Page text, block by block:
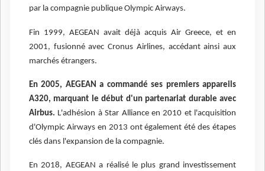
par la compagnie publique Olympic Airways.
Fin 1999, AEGEAN avait déjà acquis Air Greece, et en
2001, fusionné avec Cronus Airlines, accédant ainsi aux
marchés étrangers.
En 2005, AEGEAN a commandé ses premiers appareils
A320, marquant le début d'un partenariat durable avec
Airbus. L'adhésion à Star Alliance en 2010 et l'acquisition
d'Olympic Airways en 2013 ont également été des étapes
clés dans l'expansion de la compagnie.
En 2018, AEGEAN a réalisé le plus grand investissement